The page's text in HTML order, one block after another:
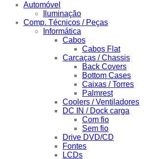
Automóvel
Iluminação
Comp. Técnicos / Peças
Informática
Cabos
Cabos Flat
Carcaças / Chassis
Back Covers
Bottom Cases
Caixas / Torres
Palmrest
Coolers / Ventiladores
DC IN / Dock carga
Com fio
Sem fio
Drive DVD/CD
Fontes
LCDs